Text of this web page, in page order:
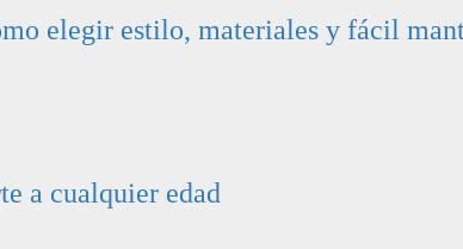
elegir estilo, materiales y fácil
a cualquier edad